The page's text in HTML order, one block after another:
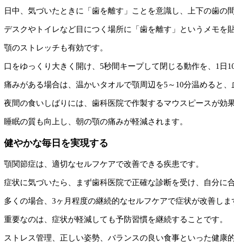
日中、気づいたときに「歯を離す」ことを意識し、上下の歯の
デスクやトイレなど目につく場所に「歯を離す」というメモを
顎のストレッチも有効です。
口をゆっくり大きく開け、5秒間キープして閉じる動作を、1日
痛みがある場合は、温かいタオルで顎周辺を5～10分温めると
夜間の食いしばりには、歯科医院で作製するマウスピースが効果
睡眠の質も向上し、朝の顎の痛みが軽減されます。
健やかな毎日を実現する
顎関節症は、適切なセルフケアで改善できる疾患です。
症状に気づいたら、まず歯科医院で正確な診断を受け、自分に
多くの場合、3ヶ月程度の継続的なセルフケアで症状が改善しま
重要なのは、症状が軽減しても予防習慣を継続することです。
ストレス管理、正しい姿勢、バランスの良い食事といった健康